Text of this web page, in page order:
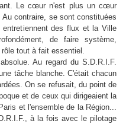
Le cœur n'est plus un cœur
contraire, se sont constituées
des flux et la Ville
de faire système,
tout à fait essentiel.
Au regard du S.D.R.I.F.
tâche blanche. C'était chacun
On se refusait, du point de
et de ceux qui dirigeaient la
et l'ensemble de la Région...
à la fois avec le pilotage